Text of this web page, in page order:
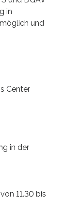
in
und
Center
in der
11.30 bis